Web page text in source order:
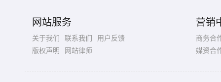
网站服务
关于我们 联系我们
用户反馈
版权声明
网站律师
营销
商务合
媒资合